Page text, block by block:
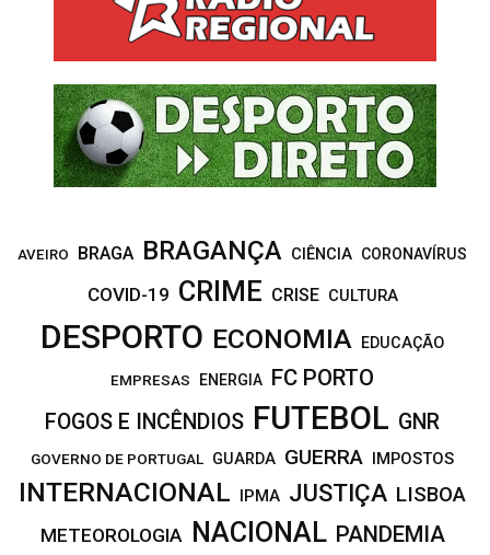
AVEIRO BRAGA BRAGANÇA CIÊNCIA CORONAVÍRUS
COVID-19 CRIME CRISE CULTURA
DESPORTO ECONOMIA EDUCAÇÃO
EMPRESAS ENERGIA FC PORTO
FOGOS E INCÊNDIOS FUTEBOL GNR
GOVERNO DE PORTUGAL GUARDA GUERRA IMPOSTOS
INTERNACIONAL IPMA JUSTIÇA LISBOA
METEOROLOGIA NACIONAL PANDEMIA